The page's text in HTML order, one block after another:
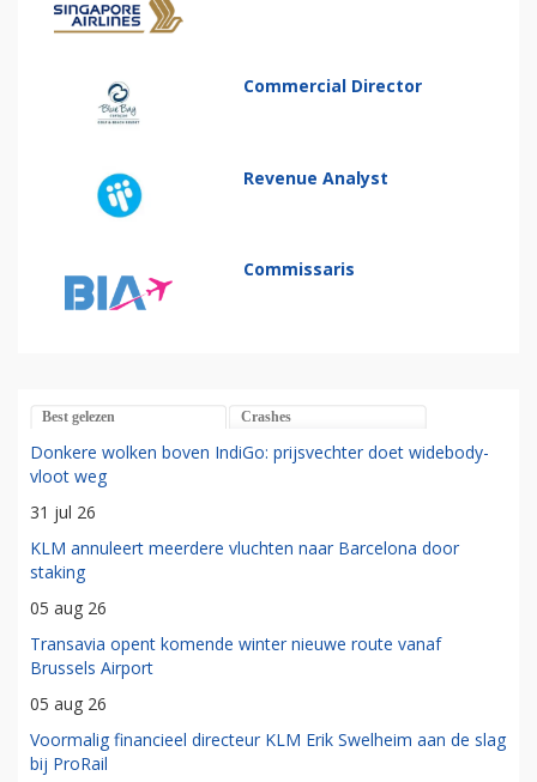
Commercial Director
Revenue Analyst
Commissaris
Best gelezen Crashes
Donkere wolken boven IndiGo: prijsvechter doet widebody-
vloot weg
31 jul 26
KLM annuleert meerdere vluchten naar Barcelona door
staking
05 aug 26
Transavia opent komende winter nieuwe route vanaf
Brussels Airport
05 aug 26
Voormalig financieel directeur KLM Erik Swelheim aan de slag
bij ProRail